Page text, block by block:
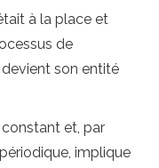
à la place et
de
son entité
et, par
implique